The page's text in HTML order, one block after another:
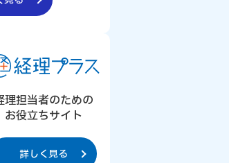
理担当者のための
お役立ちサイト
詳しく見る